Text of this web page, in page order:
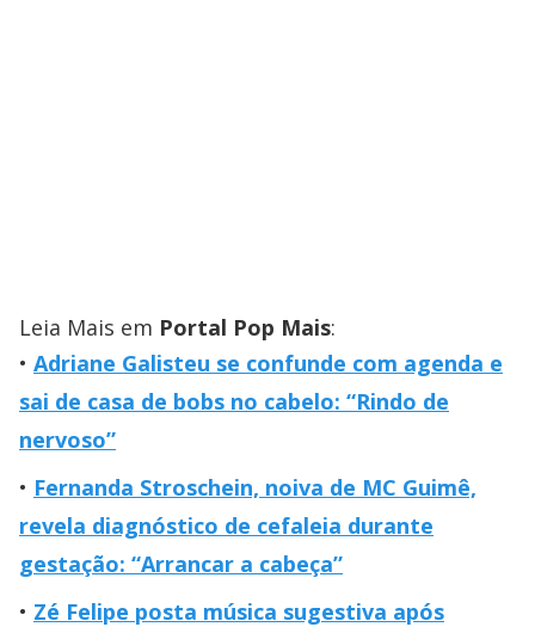
Leia Mais em Portal Pop Mais:
Adriane Galisteu se confunde com agenda e
sai de casa de bobs no cabelo: “Rindo de
nervoso”
Fernanda Stroschein, noiva de MC Guimê,
revela diagnóstico de cefaleia durante
gestação: “Arrancar a cabeça”
Zé Felipe posta música sugestiva após